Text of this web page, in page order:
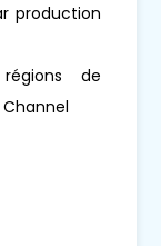
production
de